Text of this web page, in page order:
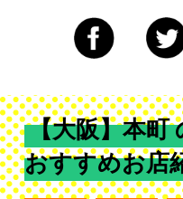
【大阪】本町
おすすめお店